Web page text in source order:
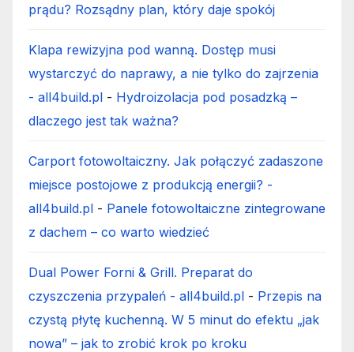
prądu? Rozsądny plan, który daje spokój
Klapa rewizyjna pod wanną. Dostęp musi
wystarczyć do naprawy, a nie tylko do zajrzenia
- all4build.pl - Hydroizolacja pod posadzką –
dlaczego jest tak ważna?
Carport fotowoltaiczny. Jak połączyć zadaszone
miejsce postojowe z produkcją energii? -
all4build.pl - Panele fotowoltaiczne zintegrowane
z dachem – co warto wiedzieć
Dual Power Forni & Grill. Preparat do
czyszczenia przypaleń - all4build.pl - Przepis na
czystą płytę kuchenną. W 5 minut do efektu „jak
nowa” – jak to zrobić krok po kroku